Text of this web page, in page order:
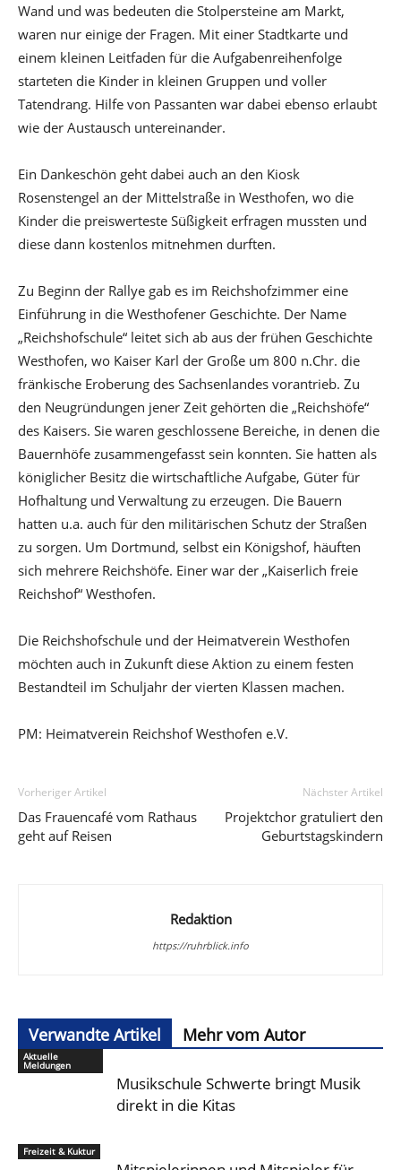
Wand und was bedeuten die Stolpersteine am Markt,
waren nur einige der Fragen. Mit einer Stadtkarte und
einem kleinen Leitfaden für die Aufgabenreihenfolge
starteten die Kinder in kleinen Gruppen und voller
Tatendrang. Hilfe von Passanten war dabei ebenso erlaubt
wie der Austausch untereinander.
Ein Dankeschön geht dabei auch an den Kiosk
Rosenstengel an der Mittelstraße in Westhofen, wo die
Kinder die preiswerteste Süßigkeit erfragen mussten und
diese dann kostenlos mitnehmen durften.
Zu Beginn der Rallye gab es im Reichshofzimmer eine
Einführung in die Westhofener Geschichte. Der Name
„Reichshofschule“ leitet sich ab aus der frühen Geschichte
Westhofen, wo Kaiser Karl der Große um 800 n.Chr. die
fränkische Eroberung des Sachsenlandes vorantrieb. Zu
den Neugründungen jener Zeit gehörten die „Reichshöfe“
des Kaisers. Sie waren geschlossene Bereiche, in denen die
Bauernhöfe zusammengefasst sein konnten. Sie hatten als
königlicher Besitz die wirtschaftliche Aufgabe, Güter für
Hofhaltung und Verwaltung zu erzeugen. Die Bauern
hatten u.a. auch für den militärischen Schutz der Straßen
zu sorgen. Um Dortmund, selbst ein Königshof, häuften
sich mehrere Reichshöfe. Einer war der „Kaiserlich freie
Reichshof“ Westhofen.
Die Reichshofschule und der Heimatverein Westhofen
möchten auch in Zukunft diese Aktion zu einem festen
Bestandteil im Schuljahr der vierten Klassen machen.
PM: Heimatverein Reichshof Westhofen e.V.
Vorheriger Artikel
Das Frauencafé vom Rathaus
geht auf Reisen
Nächster Artikel
Projektchor gratuliert den
Geburtstagskindern
Redaktion
https://ruhrblick.info
Verwandte Artikel Mehr vom Autor
Aktuelle
Meldungen
Musikschule Schwerte bringt Musik
direkt in die Kitas
Freizeit & Kuktur